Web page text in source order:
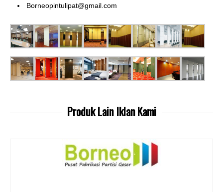
Borneopintulipat@gmail.com
Produk LainIklan Kami